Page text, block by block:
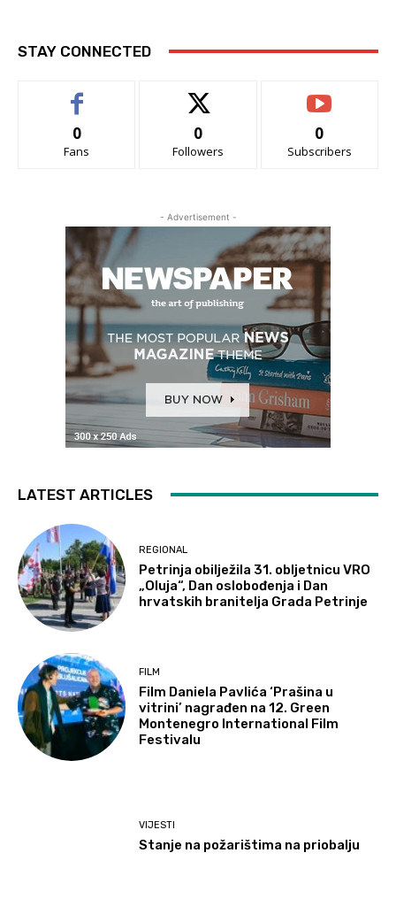
STAY CONNECTED
0
Fans
0
Followers
0
Subscribers
- Advertisement -
LATEST ARTICLES
REGIONAL
Petrinja obilježila 31. obljetnicu VRO
„Oluja“, Dan oslobođenja i Dan
hrvatskih branitelja Grada Petrinje
FILM
Film Daniela Pavlića ‘Prašina u
vitrini’ nagrađen na 12. Green
Montenegro International Film
Festivalu
VIJESTI
Stanje na požarištima na priobalju